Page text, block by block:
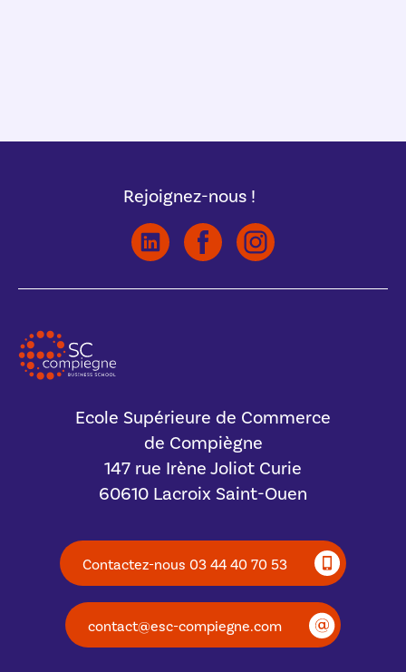
Rejoignez-nous !
Ecole Supérieure de Commerce
de Compiègne
147 rue Irène Joliot Curie
60610 Lacroix Saint-Ouen
Contactez-nous 03 44 40 70 53
contact@esc-compiegne.com